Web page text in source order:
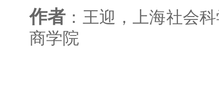
作者 ： 王迎 ，
上海社会
商学院